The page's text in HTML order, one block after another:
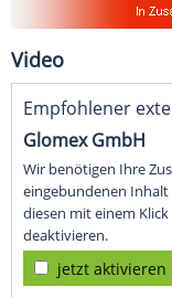
Video
Empfohlener
Glomex GmbH
Wir benötigen Ihre
eingebundenen Inhalt
diesen mit einem
deaktivieren.
jetzt aktivieren